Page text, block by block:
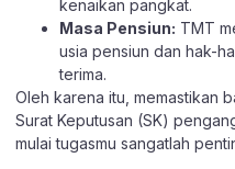
kenaikan pangkat.
Masa Pensiun: TMT
usia pensiun dan hak-
terima.​
Oleh karena itu, memastikan
Surat Keputusan (SK)
mulai tugasmu sangatlah